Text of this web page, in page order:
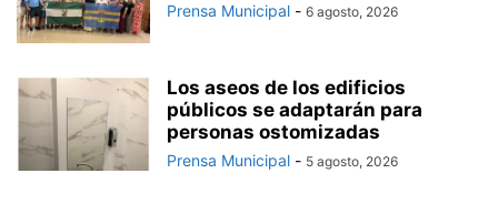
Prensa Municipal - 6 agosto, 2026
Los aseos de los edificios
públicos se adaptarán para
personas ostomizadas
Prensa Municipal - 5 agosto, 2026